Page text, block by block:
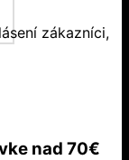
zákazníci,
nad 70€